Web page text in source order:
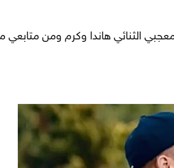
الثنائي هاندا وكرم ومن